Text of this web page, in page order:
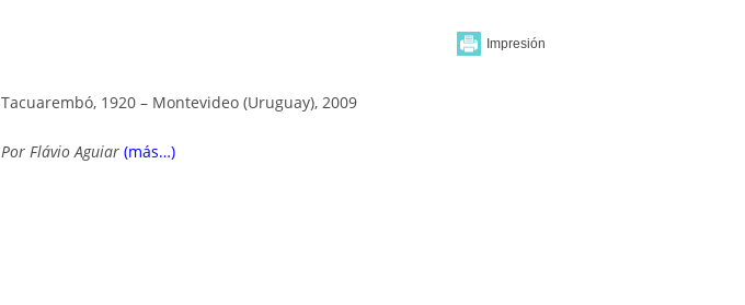
Tacuarembó, 1920 – Montevideo (Uruguay), 2009
Por Flávio Aguiar (más…)